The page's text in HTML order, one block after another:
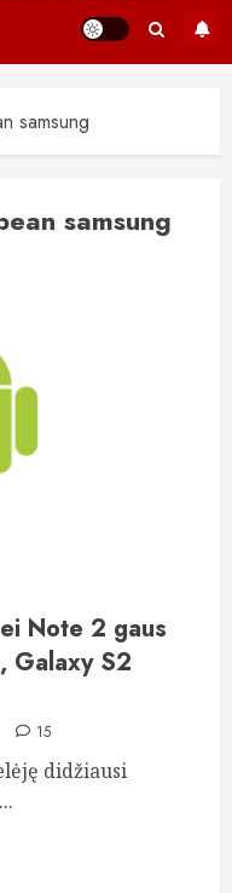
samsung
samsung
Note 2 gaus
Galaxy S2
15
didžiausi